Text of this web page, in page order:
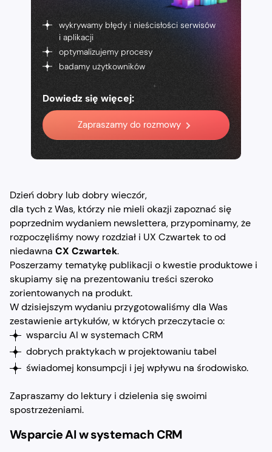
wykrywamy błędy i nieścisłości serwisów
i aplikacji
optymalizujemy procesy
badamy użytkowników
Dowiedz się więcej:
Zapraszamy do rozmowy
Dzień dobry lub dobry wieczór,
dla tych z Was, którzy nie mieli okazji zapoznać się
poprzednim wydaniem newslettera, przypominamy, że
rozpoczęliśmy nowy rozdział i UX Czwartek to od
niedawna CX Czwartek.
Poszerzamy tematykę publikacji o kwestie produktowe i
skupiamy się na prezentowaniu treści szeroko
zorientowanych na produkt.
W dzisiejszym wydaniu przygotowaliśmy dla Was
zestawienie artykułów, w których przeczytacie o:
wsparciu AI w systemach CRM
dobrych praktykach w projektowaniu tabel
świadomej konsumpcji i jej wpływu na środowisko.
Zapraszamy do lektury i dzielenia się swoimi
spostrzeżeniami.
Wsparcie AI w systemach CRM